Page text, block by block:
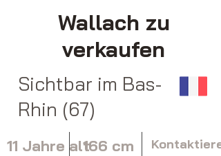
Wallach zu
verkaufen
Sichtbar im Bas-
Rhin (67)
11 Jahre alt166 cm